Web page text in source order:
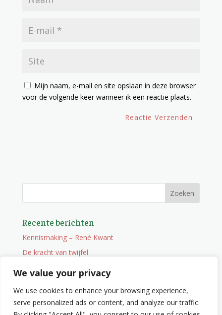
We value your privacy
We use cookies to enhance your browsing experience,
serve personalized ads or content, and analyze our traffic.
Mijn naam, e-mail en site opslaan in deze browser
voor de volgende keer wanneer ik een reactie plaats.
Recente berichten
Kennismaking – René Kwant
De kracht van twijfel
Onderweg
Wat je niet zocht maar wel vindt